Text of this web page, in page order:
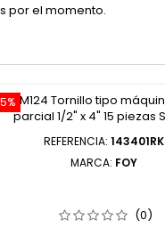
por el momento.
REFERENCIA: 143401RK
MARCA: FOY
LARGA FOY(0)